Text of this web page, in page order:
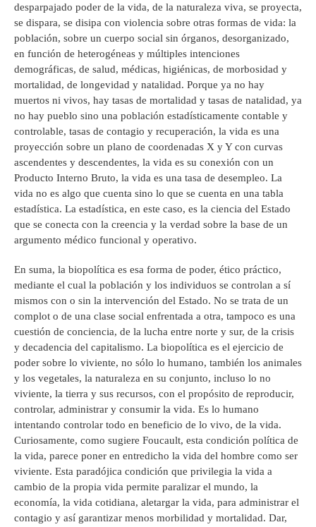
desparpajado poder de la vida, de la naturaleza viva, se proyecta,
se dispara, se disipa con violencia sobre otras formas de vida: la
población, sobre un cuerpo social sin órganos, desorganizado,
en función de heterogéneas y múltiples intenciones
demográficas, de salud, médicas, higiénicas, de morbosidad y
mortalidad, de longevidad y natalidad. Porque ya no hay
muertos ni vivos, hay tasas de mortalidad y tasas de natalidad, ya
no hay pueblo sino una población estadísticamente contable y
controlable, tasas de contagio y recuperación, la vida es una
proyección sobre un plano de coordenadas X y Y con curvas
ascendentes y descendentes, la vida es su conexión con un
Producto Interno Bruto, la vida es una tasa de desempleo. La
vida no es algo que cuenta sino lo que se cuenta en una tabla
estadística. La estadística, en este caso, es la ciencia del Estado
que se conecta con la creencia y la verdad sobre la base de un
argumento médico funcional y operativo.
En suma, la biopolítica es esa forma de poder, ético práctico,
mediante el cual la población y los individuos se controlan a sí
mismos con o sin la intervención del Estado. No se trata de un
complot o de una clase social enfrentada a otra, tampoco es una
cuestión de conciencia, de la lucha entre norte y sur, de la crisis
y decadencia del capitalismo. La biopolítica es el ejercicio de
poder sobre lo viviente, no sólo lo humano, también los animales
y los vegetales, la naturaleza en su conjunto, incluso lo no
viviente, la tierra y sus recursos, con el propósito de reproducir,
controlar, administrar y consumir la vida. Es lo humano
intentando controlar todo en beneficio de lo vivo, de la vida.
Curiosamente, como sugiere Foucault, esta condición política de
la vida, parece poner en entredicho la vida del hombre como ser
viviente. Esta paradójica condición que privilegia la vida a
cambio de la propia vida permite paralizar el mundo, la
economía, la vida cotidiana, aletargar la vida, para administrar el
contagio y así garantizar menos morbilidad y mortalidad. Dar,